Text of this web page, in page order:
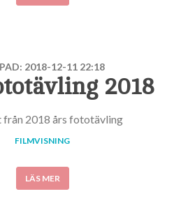
2018-12-11 22:18
2018
från 2018 års fototävling
FILMVISNING
LÄS MER